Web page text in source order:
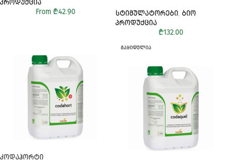
ᲞᲠᲝᲓᲣᲥᲪᲘᲐ
From ₾42.90 ᲡᲢᲘᲛᲣᲚᲐᲢᲝᲠᲔᲑᲘ, ᲑᲘᲝ
ᲞᲠᲝᲓᲣᲥᲪᲘᲐ
₾132.00
ᲙᲝᲓᲐᲰᲝᲠᲢᲘ
ᲒᲐᲧᲘᲓᲣᲚᲘᲐ